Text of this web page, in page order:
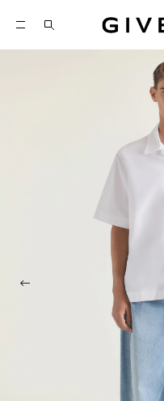
Givenchy